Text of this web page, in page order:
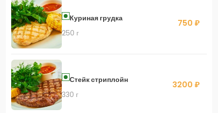
Куриная грудка
250 г
750 ₽
Стейк стриплойн
330 г
3200 ₽